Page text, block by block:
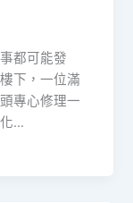
都可能發
下，一位滿
專心修理一
…